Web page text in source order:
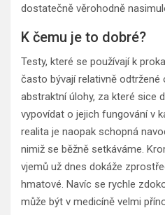
dostatečně věrohodně
K čemu je to dobré?
Testy, které se používají k
často bývají relativně odtržené
abstraktní úlohy, za které sice
vypovídat o jejich fungování v
realita je naopak schopná
nimiž se běžně setkáváme.
vjemů už dnes dokáže
hmatové. Navíc se rychle
může být v medicíně velmi